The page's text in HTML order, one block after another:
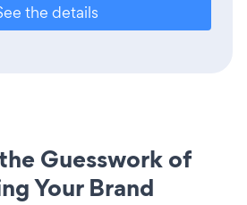
the details
Guesswork of
Your Brand